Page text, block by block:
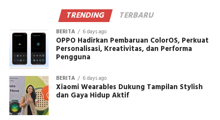
TRENDING TERBARU
BERITA 6 days ago
OPPO Hadirkan Pembaruan ColorOS, Perkuat
Personalisasi, Kreativitas, dan Performa
Pengguna
BERITA 6 days ago
Xiaomi Wearables Dukung Tampilan Stylish
dan Gaya Hidup Aktif